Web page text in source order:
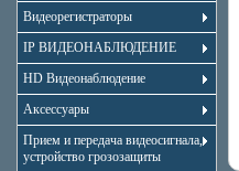
Видеорегистраторы
IP ВИДЕОНАБЛЮДЕНИЕ
HD Видеонаблюдение
Аксессуары
Прием и передача видеосигнала,
устройство грозозащиты